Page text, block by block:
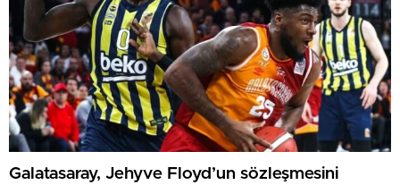
Galatasaray, Jehyve Floyd’un sözleşmesini